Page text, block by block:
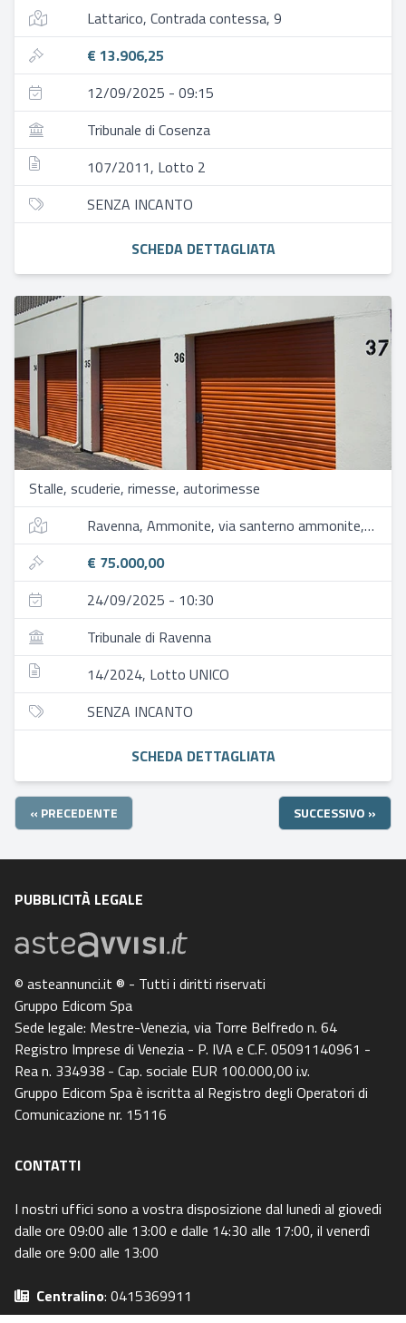
Lattarico, Contrada contessa, 9
€ 13.906,25
12/09/2025 - 09:15
Tribunale di Cosenza
107/2011, Lotto 2
SENZA INCANTO
SCHEDA DETTAGLIATA
Stalle, scuderie, rimesse, autorimesse
Ravenna, Ammonite, via santerno ammonite, 135
€ 75.000,00
24/09/2025 - 10:30
Tribunale di Ravenna
14/2024, Lotto UNICO
SENZA INCANTO
SCHEDA DETTAGLIATA
« PRECEDENTE SUCCESSIVO »
PUBBLICITÀ LEGALE
© asteannunci.it ® - Tutti i diritti riservati
Gruppo Edicom Spa
Sede legale: Mestre-Venezia, via Torre Belfredo n. 64
Registro Imprese di Venezia - P. IVA e C.F. 05091140961 -
Rea n. 334938 - Cap. sociale EUR 100.000,00 i.v.
Gruppo Edicom Spa è iscritta al Registro degli Operatori di
Comunicazione nr. 15116
CONTATTI
I nostri uffici sono a vostra disposizione dal lunedi al giovedi
dalle ore 09:00 alle 13:00 e dalle 14:30 alle 17:00, il venerdì
dalle ore 9:00 alle 13:00
Centralino: 0415369911